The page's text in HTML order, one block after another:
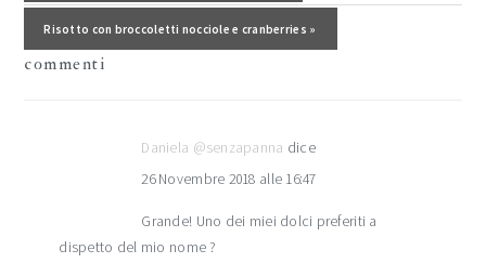
Post successivo:
Risotto con broccoletti nocciole e cranberries »
lettore
commenti
Daniela @senzapanna dice
26 Novembre 2018 alle 16:47
Grande! Uno dei miei dolci preferiti a
dispetto del mio nome ?